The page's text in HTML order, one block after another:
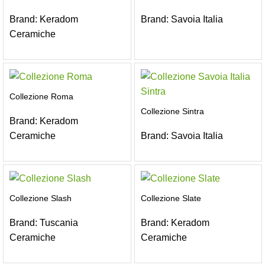
Brand: Keradom
Ceramiche
Brand: Savoia Italia
Collezione Roma
Brand: Keradom
Ceramiche
Collezione Sintra
Brand: Savoia Italia
Collezione Slash
Brand: Tuscania
Ceramiche
Collezione Slate
Brand: Keradom
Ceramiche